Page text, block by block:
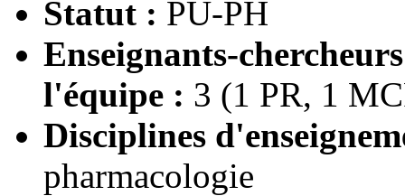
Statut : PU-PH
Enseignants-
l'équipe : 3 (1 PR, 1
Disciplines
pharmacologie